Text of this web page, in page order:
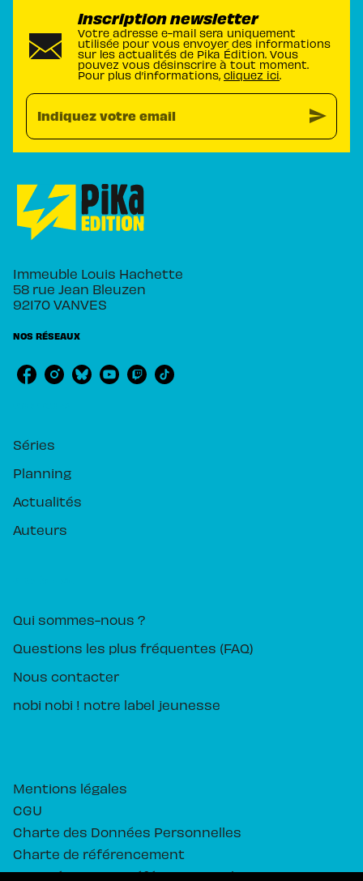
Inscription newsletter
Votre adresse e-mail sera uniquement
utilisée pour vous envoyer des informations
sur les actualités de Pika Édition. Vous
pouvez vous désinscrire à tout moment.
Pour plus d’informations, cliquez ici.
Indiquez votre email send
Immeuble Louis Hachette
58 rue Jean Bleuzen
92170 VANVES
NOS RÉSEAUX
Séries
Planning
Actualités
Auteurs
Qui sommes-nous ?
Questions les plus fréquentes (FAQ)
Nous contacter
nobi nobi ! notre label jeunesse
Mentions légales
CGU
Charte des Données Personnelles
Charte de référencement
Paramétrez vos préférences cookies